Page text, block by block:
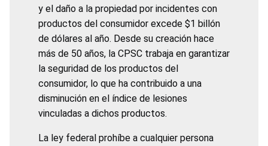
y el daño a la propiedad por incidentes con
productos del consumidor excede $1 billón
de dólares al año. Desde su creación hace
más de 50 años, la CPSC trabaja en garantizar
la seguridad de los productos del
consumidor, lo que ha contribuido a una
disminución en el índice de lesiones
vinculadas a dichos productos.
La ley federal prohíbe a cualquier persona